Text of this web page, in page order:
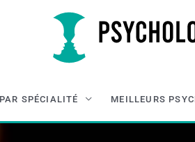
SPÉCIALITÉ MEILLEURS